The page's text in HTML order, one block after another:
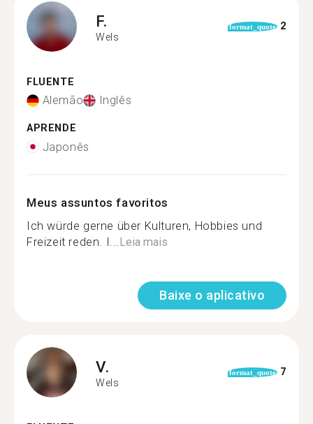
F.
Wels
format_quote 2
FLUENTE
Alemão Inglês
APRENDE
Japonês
Meus assuntos favoritos
Ich würde gerne über Kulturen, Hobbies und
Freizeit reden. I... Leia mais
Baixe o aplicativo
V.
Wels
format_quote 7